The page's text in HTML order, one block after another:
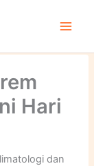
Hari
dan